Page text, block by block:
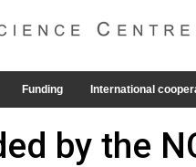
Funding International
by the